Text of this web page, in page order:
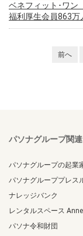
ベネフィット･ワ
福利厚生会員863
前へ
パソナグループ関連
パソナグループの起業
パソナグループプレス
ナレッジバンク
レンタルスペース
パソナ令和財団